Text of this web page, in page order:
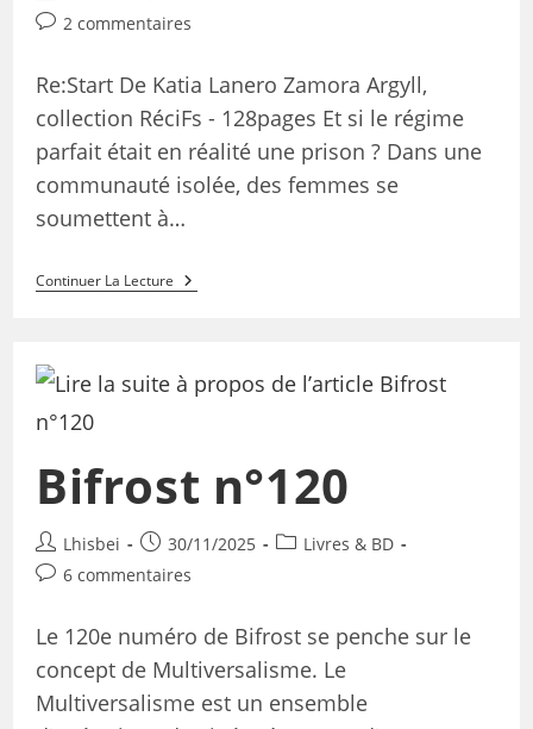
2 commentaires
Re:Start De Katia Lanero Zamora Argyll,
collection RéciFs - 128pages Et si le régime
parfait était en réalité une prison ? Dans une
communauté isolée, des femmes se
soumettent à…
Continuer La Lecture
Bifrost n°120
Lhisbei 30/11/2025
Livres & BD
6 commentaires
Le 120e numéro de Bifrost se penche sur le
concept de Multiversalisme. Le
Multiversalisme est un ensemble